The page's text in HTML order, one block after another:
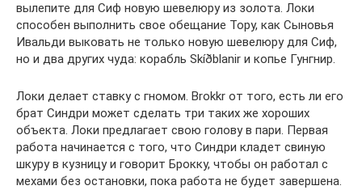
вылепите для Сиф новую шевелюру из золота. Локи
способен выполнить свое обещание Тору, как Сыновья
Ивальди выковать не только новую шевелюру для Сиф,
но и два других чуда: корабль Skíðblanir и копье Гунгнир.
Локи делает ставку с гномом. Brokkr от того, есть ли его
брат Синдри может сделать три таких же хороших
объекта. Локи предлагает свою голову в пари. Первая
работа начинается с того, что Синдри кладет свиную
шкуру в кузницу и говорит Брокку, чтобы он работал с
мехами без остановки, пока работа не будет завершена.